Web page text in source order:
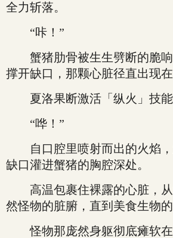
全力斩落。
“咔！”
蟹猪肋骨被生生劈断的脆响
撑开缺口，那颗心脏径直出现在
夏洛果断激活「纵火」技能
“哗！”
自口腔里喷射而出的火焰，
缺口灌进蟹猪的胸腔深处。
高温包裹住裸露的心脏，从
然怪物的脏腑，直到美食生物的
怪物那庞然身躯彻底瘫软在